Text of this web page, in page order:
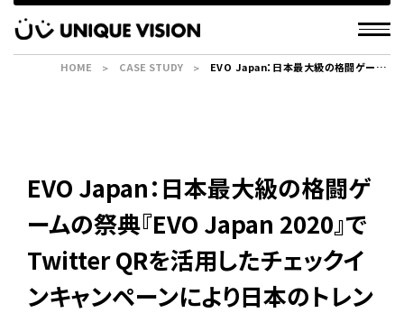
EVO Japan：日本最大級の格闘ゲ
ームの祭典『EVO Japan 2020』で
Twitter QRを活用したチェックイ
ンキャンペーンにより日本のトレン
HOME CASE STUDY
EVO Japan：日本最大級の格闘ゲーム